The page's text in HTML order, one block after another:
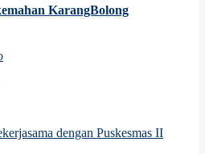
KarangBolong